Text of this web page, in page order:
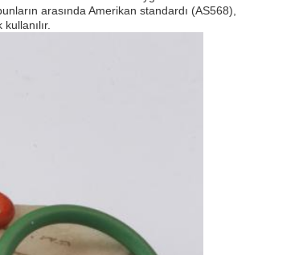
arasında Amerikan standardı (AS568),